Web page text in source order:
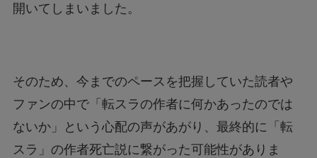
開いてしまいました。
そのため、今までのペースを把握していた読者や
ファンの中で「転スラの作者に何かあったのでは
ないか」という心配の声があがり、最終的に「転
スラ」の作者死亡説に繋がった可能性がありま